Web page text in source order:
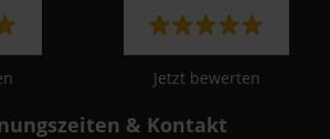
Jetzt bewerten
& Kontakt